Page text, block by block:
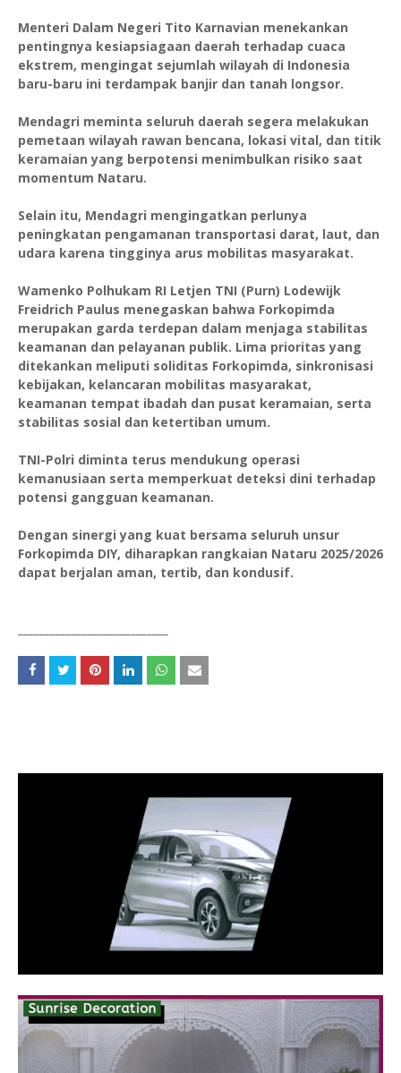
Menteri Dalam Negeri Tito Karnavian menekankan
pentingnya kesiapsiagaan daerah terhadap cuaca
ekstrem, mengingat sejumlah wilayah di Indonesia
baru-baru ini terdampak banjir dan tanah longsor.
Mendagri meminta seluruh daerah segera melakukan
pemetaan wilayah rawan bencana, lokasi vital, dan titik
keramaian yang berpotensi menimbulkan risiko saat
momentum Nataru.
Selain itu, Mendagri mengingatkan perlunya
peningkatan pengamanan transportasi darat, laut, dan
udara karena tingginya arus mobilitas masyarakat.
Wamenko Polhukam RI Letjen TNI (Purn) Lodewijk
Freidrich Paulus menegaskan bahwa Forkopimda
merupakan garda terdepan dalam menjaga stabilitas
keamanan dan pelayanan publik. Lima prioritas yang
ditekankan meliputi soliditas Forkopimda, sinkronisasi
kebijakan, kelancaran mobilitas masyarakat,
keamanan tempat ibadah dan pusat keramaian, serta
stabilitas sosial dan ketertiban umum.
TNI-Polri diminta terus mendukung operasi
kemanusiaan serta memperkuat deteksi dini terhadap
potensi gangguan keamanan.
Dengan sinergi yang kuat bersama seluruh unsur
Forkopimda DIY, diharapkan rangkaian Nataru 2025/2026
dapat berjalan aman, tertib, dan kondusif.